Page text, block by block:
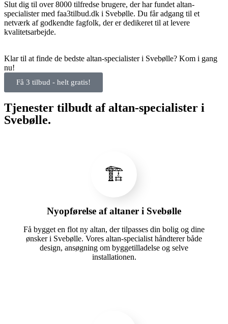
Slut dig til over 8000 tilfredse brugere, der har fundet altan-
specialister med faa3tilbud.dk i Svebølle. Du får adgang til et
netværk af godkendte fagfolk, der er dedikeret til at levere
kvalitetsarbejde.
Klar til at finde de bedste altan-specialister i Svebølle? Kom i gang
nu!
Få 3 tilbud - helt gratis!
Tjenester tilbudt af altan-specialister i
Svebølle.
🏗️
Nyopførelse af altaner i Svebølle
Få bygget en flot ny altan, der tilpasses din bolig og dine
ønsker i Svebølle. Vores altan-specialist håndterer både
design, ansøgning om byggetilladelse og selve
installationen.